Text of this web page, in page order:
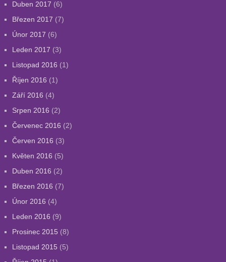
Duben 2017 (6)
Březen 2017 (7)
Únor 2017 (6)
Leden 2017 (3)
Listopad 2016 (1)
Říjen 2016 (1)
Září 2016 (4)
Srpen 2016 (2)
Červenec 2016 (2)
Červen 2016 (3)
Květen 2016 (5)
Duben 2016 (2)
Březen 2016 (7)
Únor 2016 (4)
Leden 2016 (9)
Prosinec 2015 (8)
Listopad 2015 (5)